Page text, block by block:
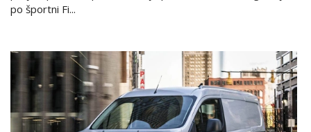
po športni Fi...